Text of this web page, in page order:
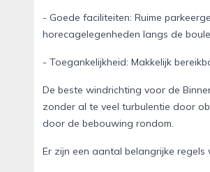
- Goede faciliteiten: Ruime
horecagelegenheden langs de
- Toegankelijkheid: Makkelijk
De beste windrichting voor de
zonder al te veel turbulentie door
door de bebouwing rondom.
Er zijn een aantal belangrijke